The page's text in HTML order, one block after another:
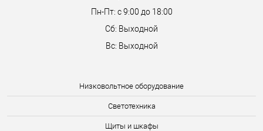
Низковольтное оборудование
Светотехника
Щиты и шкафы
Пн-Пт: с 9:00 до 18:00
Сб: Выходной
Вс: Выходной